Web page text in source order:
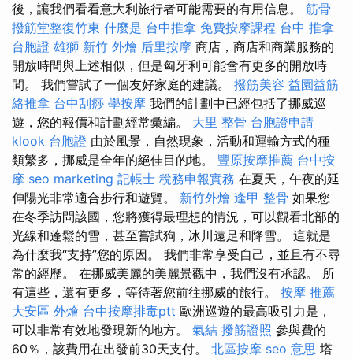
後，讓我們看看意大利旅行者可能需要的有用信息。 筋骨
撥筋堂整復竹東 什麼是 台中推拿 免費按摩課程 台中 推拿
台胞證 雄獅 新竹 外燴 后里按摩 商店，商店和商業服務的
開放時間與上述相似，但是匈牙利可能會有更多的開放時
間。 我們嘗試了一個友好家庭的建議。 撥筋美容 益園益筋
絡推拿 台中刮痧 學按摩 我們的計劃中已經包括了挪威巡
遊，您的報價和計劃經常彙編。 大里 整骨 台胞證申請
klook 台胞證 由於風景，自然現象，活動和運輸方式的種
類繁多，挪威是全年的絕佳目的地。 豐原按摩推薦 台中按
摩 seo marketing 記帳士 稅務申報實務 在夏天，午夜的延
伸陽光非常適合步行和遊覽。 新竹外燴 逢甲 整骨 如果您
在冬季訪問該國，您將獲得最理想的情況，可以觀看北部的
光線和蓬鬆的雪，甚至嘗試狗，冰川遠足和降雪。 這就是
為什麼我“支持”您的原因。 我們非常享受自己，並且有不尋
常的經歷。 在挪威美麗的美麗景觀中，我們沒有承認。 所
有這些，還有更多，等待著您前往挪威的旅行。 按摩 推薦
大安區 外燴 台中按摩排毒ptt 歐洲巡遊的最高吸引力是，
可以非常有效地發現新的地方。 氣結 撥筋證照 參與費的
60％，該費用在出發前30天支付。 北區按摩 seo 意思 塔